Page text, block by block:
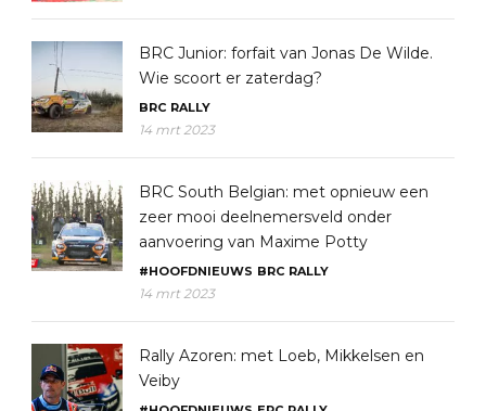
BRC Junior: forfait van Jonas De Wilde.
Wie scoort er zaterdag?
BRC RALLY
14 mrt 2023
BRC South Belgian: met opnieuw een
zeer mooi deelnemersveld onder
aanvoering van Maxime Potty
#HOOFDNIEUWS BRC RALLY
14 mrt 2023
Rally Azoren: met Loeb, Mikkelsen en
Veiby